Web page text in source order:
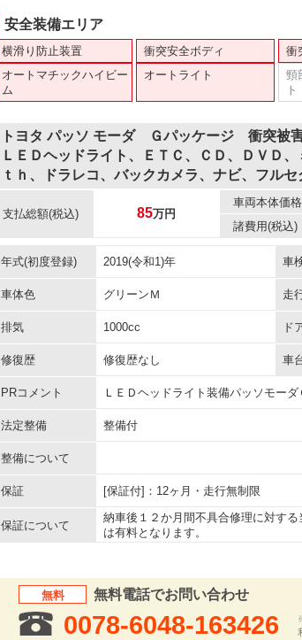
安全装備エリア
横滑り防止装置 衝突安全ボディ 衝
オートマチックハイビー
ム
オートライト
頸
ト
トヨタ パッソ モーダ Ｇパッケージ 衝突被
ＬＥＤヘッドライト、ＥＴＣ、ＣＤ、ＤＶＤ
ｔｈ、ドラレコ、バックカメラ、ナビ、フル
支払総額(税込) 85万円
車両本体価格
諸費用(税込)
年式(初度登録) 2019(令和1)年 車
車体色 グリーンＭ 走
排気 1000cc ド
修復歴 修復歴なし 車
PRコメント ＬＥＤヘッドライト装備パッソモーダ
法定整備 整備付
整備について
保証 [保証付]：12ヶ月・走行無制限
保証について
納車後１２か月間不具合修理に対す
は有料となります。
無料 無料電話でお問い合わせ
0078-6048-163426